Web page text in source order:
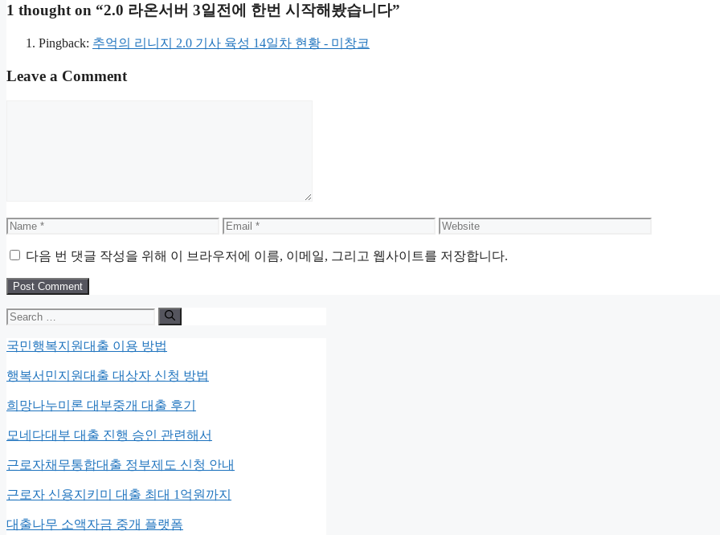
1 thought on “2.0 라온서버 3일전에 한번 시작해봤습니다”
Pingback: 추억의 리니지 2.0 기사 육성 14일차 현황 - 미창코
Leave a Comment
Name Email Website
다음 번 댓글 작성을 위해 이 브라우저에 이름, 이메일, 그리고 웹사이트를 저장합니다.
Search
for:
국민행복지원대출 이용 방법
행복서민지원대출 대상자 신청 방법
희망나누미론 대부중개 대출 후기
모네다대부 대출 진행 승인 관련해서
근로자채무통합대출 정부제도 신청 안내
근로자 신용지키미 대출 최대 1억원까지
대출나무 소액자금 중개 플랫폼